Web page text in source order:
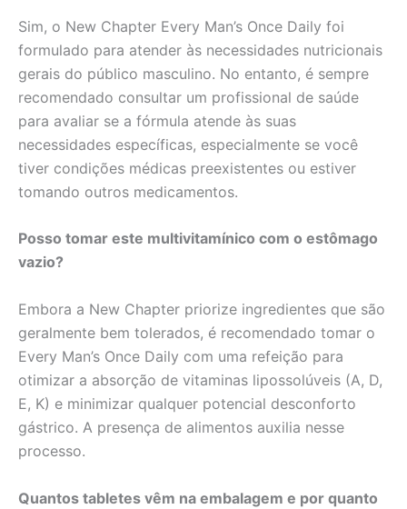
Sim, o New Chapter Every Man’s Once Daily foi
formulado para atender às necessidades nutricionais
gerais do público masculino. No entanto, é sempre
recomendado consultar um profissional de saúde
para avaliar se a fórmula atende às suas
necessidades específicas, especialmente se você
tiver condições médicas preexistentes ou estiver
tomando outros medicamentos.
Posso tomar este multivitamínico com o estômago
vazio?
Embora a New Chapter priorize ingredientes que são
geralmente bem tolerados, é recomendado tomar o
Every Man’s Once Daily com uma refeição para
otimizar a absorção de vitaminas lipossolúveis (A, D,
E, K) e minimizar qualquer potencial desconforto
gástrico. A presença de alimentos auxilia nesse
processo.
Quantos tabletes vêm na embalagem e por quanto